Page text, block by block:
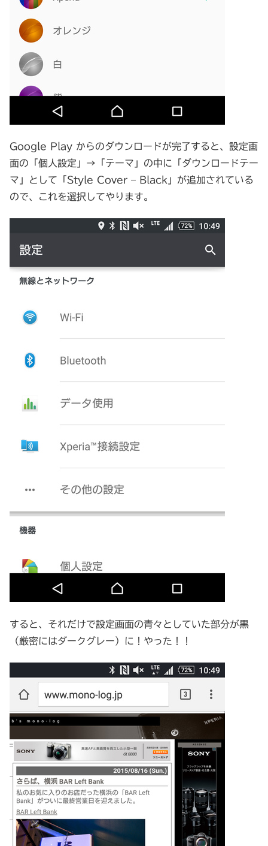
Google Play からのダウンロードが完了すると、設定画
面の「個人設定」→「テーマ」の中に「ダウンロードテー
マ」として「Style Cover – Black」が追加されている
ので、これを選択してやります。
すると、それだけで設定画面の青々としていた部分が黒
（厳密にはダークグレー）に！やった！！